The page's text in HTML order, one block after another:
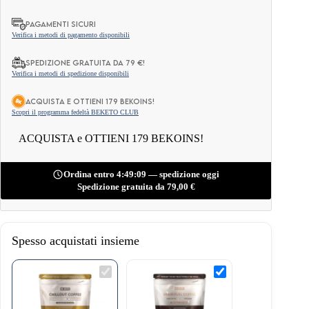
Vaniglia
Francese
quantità
PAGAMENTI SICURI
Verifica i metodi di pagamento disponibili
Spedizione gratuita da 79 €!
Verifica i metodi di spedizione disponibili
ACQUISTA e OTTIENI 179 BEKOINS!
Scopri il programma fedeltà BEKETO CLUB
ACQUISTA e OTTIENI 179 BEKOINS!
Ordina entro 4:49:08 — spedizione oggi
Spedizione gratuita da 79,00 €
Spesso acquistati insieme
Caffè
Solubile
Caffè
Solubile